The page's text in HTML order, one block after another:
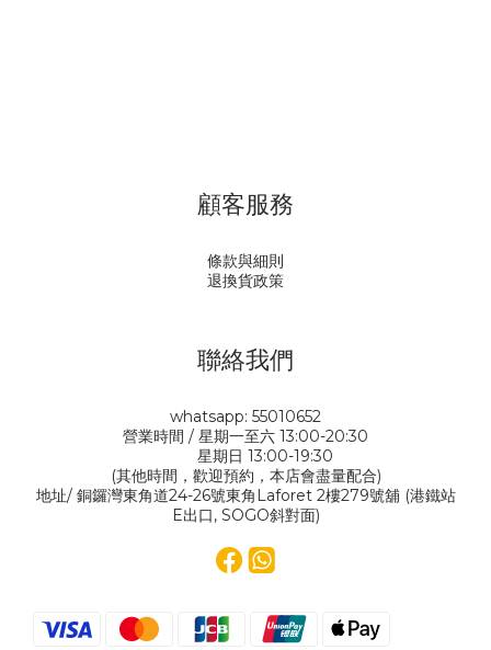
顧客服務
條款與細則
退換貨政策
聯絡我們
whatsapp: 55010652
營業時間 / 星期一至六 13:00-20:30
星期日 13:00-19:30
(其他時間，歡迎預約，本店會盡量配合)
地址/ 銅鑼灣東角道24-26號東角Laforet 2樓279號舖 (港鐵站
E出口, SOGO斜對面)